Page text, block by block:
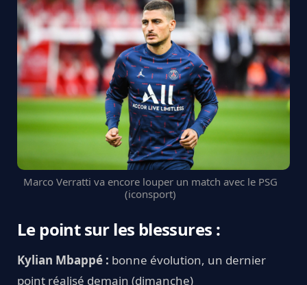
Marco Verratti va encore louper un match avec le PSG
(iconsport)
Le point sur les blessures :
Kylian Mbappé : bonne évolution, un dernier
point réalisé demain (dimanche)